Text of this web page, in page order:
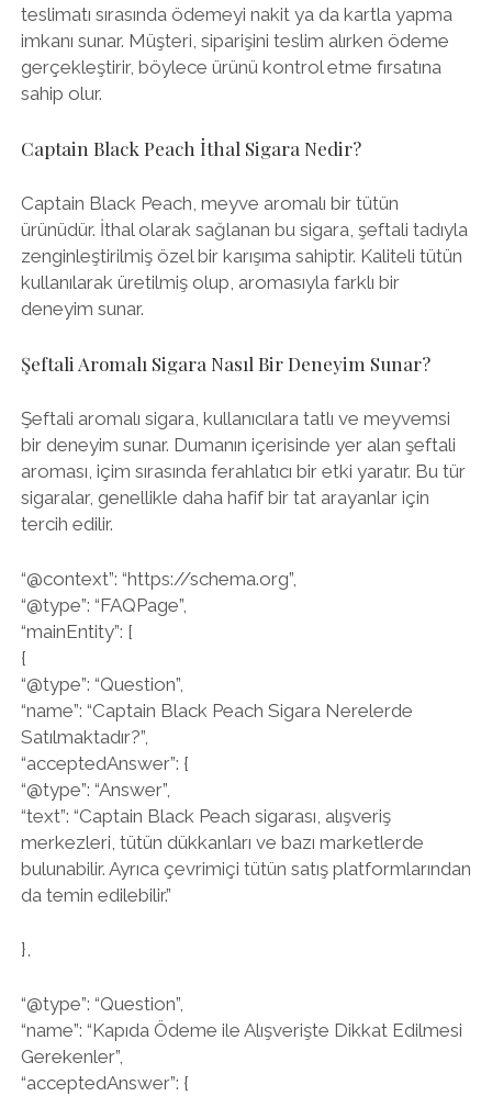
teslimatı sırasında ödemeyi nakit ya da kartla yapma
imkanı sunar. Müşteri, siparişini teslim alırken ödeme
gerçekleştirir, böylece ürünü kontrol etme fırsatına
sahip olur.
Captain Black Peach İthal Sigara Nedir?
Captain Black Peach, meyve aromalı bir tütün
ürünüdür. İthal olarak sağlanan bu sigara, şeftali tadıyla
zenginleştirilmiş özel bir karışıma sahiptir. Kaliteli tütün
kullanılarak üretilmiş olup, aromasıyla farklı bir
deneyim sunar.
Şeftali Aromalı Sigara Nasıl Bir Deneyim Sunar?
Şeftali aromalı sigara, kullanıcılara tatlı ve meyvemsi
bir deneyim sunar. Dumanın içerisinde yer alan şeftali
aroması, içim sırasında ferahlatıcı bir etki yaratır. Bu tür
sigaralar, genellikle daha hafif bir tat arayanlar için
tercih edilir.
“@context”: “https://schema.org”,
“@type”: “FAQPage”,
“mainEntity”: [
{
“@type”: “Question”,
“name”: “Captain Black Peach Sigara Nerelerde
Satılmaktadır?”,
“acceptedAnswer”: {
“@type”: “Answer”,
“text”: “Captain Black Peach sigarası, alışveriş
merkezleri, tütün dükkanları ve bazı marketlerde
bulunabilir. Ayrıca çevrimiçi tütün satış platformlarından
da temin edilebilir.”
},
“@type”: “Question”,
“name”: “Kapıda Ödeme ile Alışverişte Dikkat Edilmesi
Gerekenler”,
“acceptedAnswer”: {